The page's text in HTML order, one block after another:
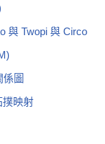
與 Twopi 與 Circo
圖
撲映射